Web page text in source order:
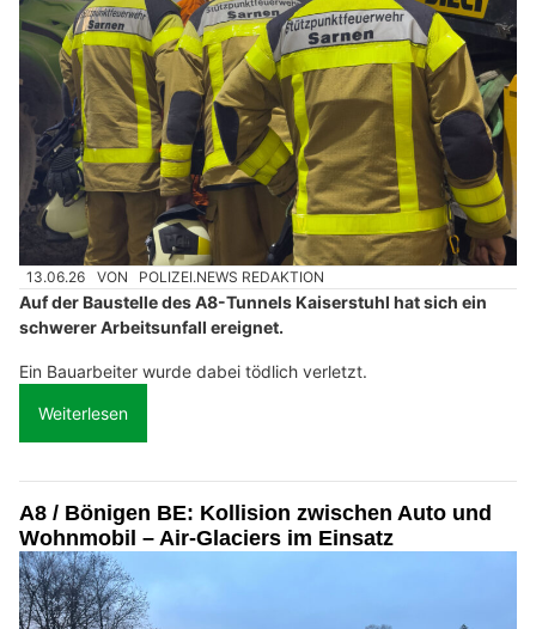
13.06.26 VON POLIZEI.NEWS REDAKTION
Auf der Baustelle des A8-Tunnels Kaiserstuhl hat sich ein
schwerer Arbeitsunfall ereignet.
Ein Bauarbeiter wurde dabei tödlich verletzt.
Weiterlesen
A8 / Bönigen BE: Kollision zwischen Auto und
Wohnmobil – Air-Glaciers im Einsatz